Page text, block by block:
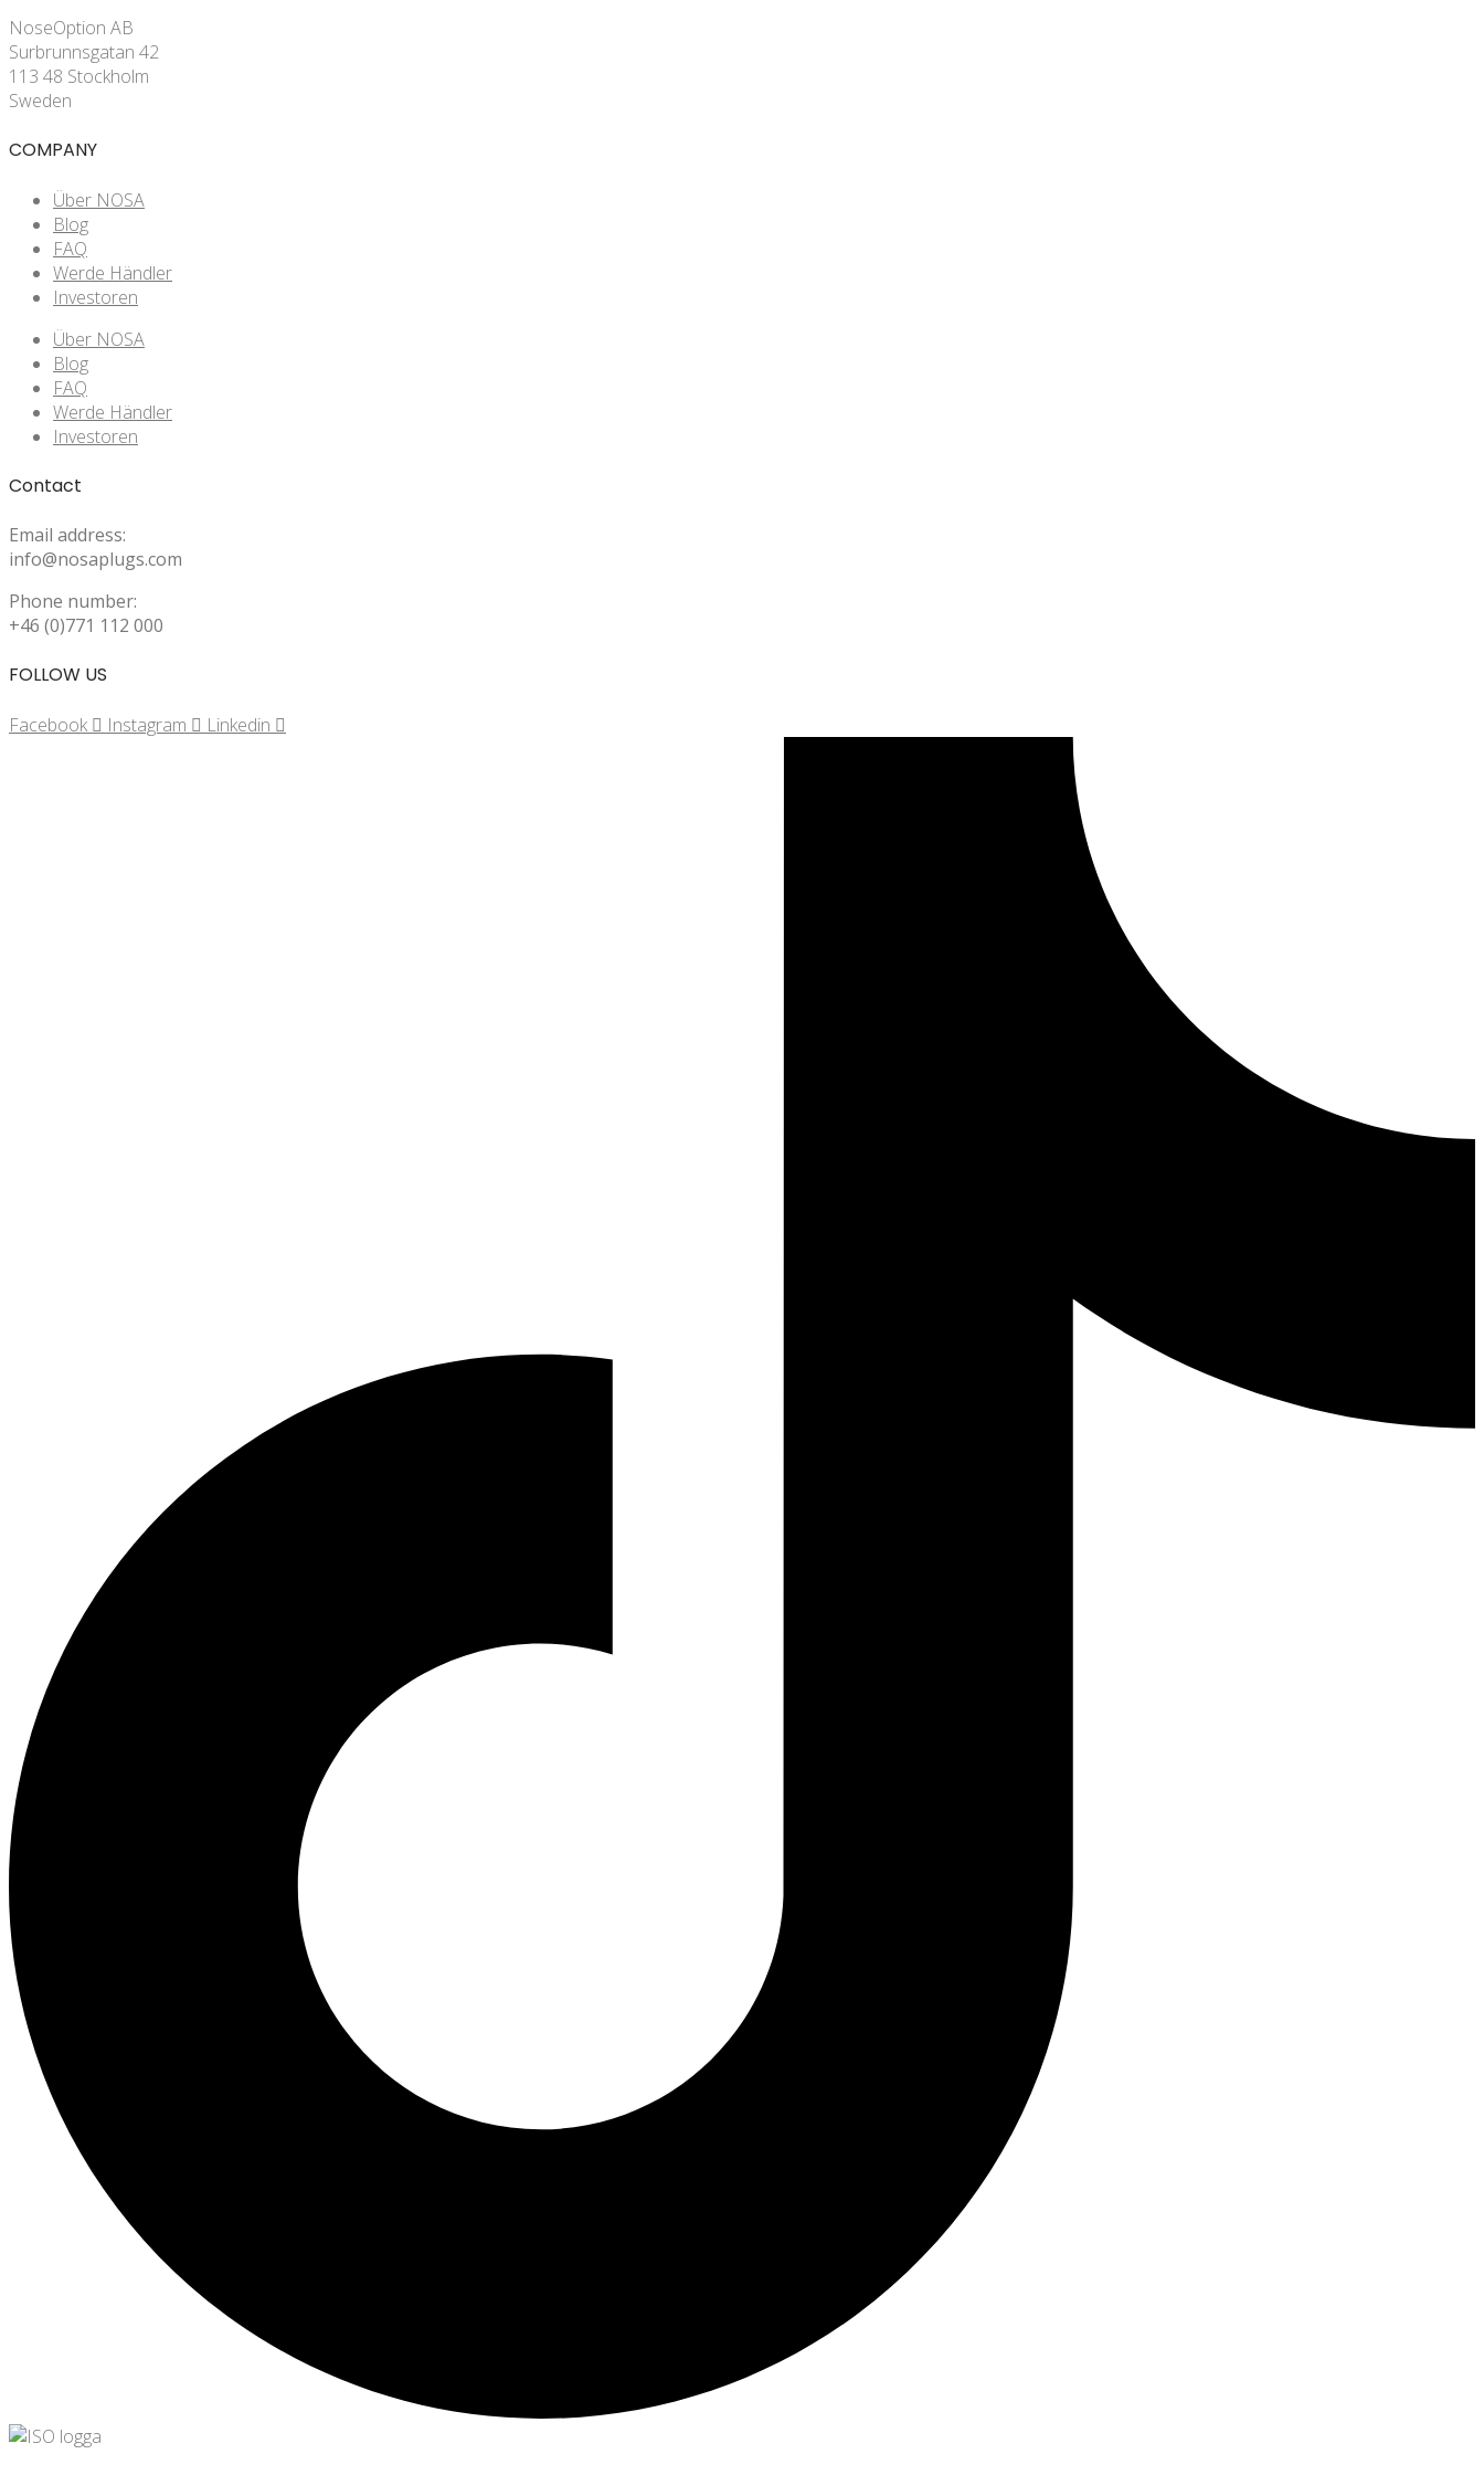
NoseOption AB
Surbrunnsgatan 42
113 48 Stockholm
Sweden
COMPANY
Über NOSA
Blog
FAQ
Werde Händler
Investoren
Über NOSA
Blog
FAQ
Werde Händler
Investoren
Contact
Email address:
info@nosaplugs.com
Phone number:
+46 (0)771 112 000
FOLLOW US
Facebook Instagram Linkedin